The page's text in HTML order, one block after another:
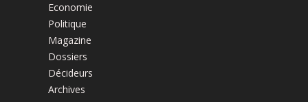
Economie
Politique
Magazine
Dossiers
Décideurs
Archives